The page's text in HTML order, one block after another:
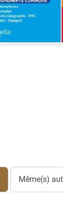
Même(s)